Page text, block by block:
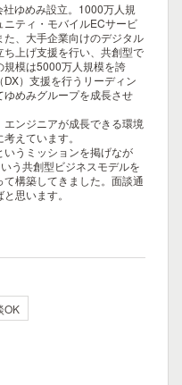
ゆめみ設立。1000万人規
ニティ・モバイルECサービ
た、大手企業向けのデジタル
ち上げ支援を行い、共創型で
規模は5000万人規模を誇
DX）支援を行うリーディン
ゆめみグループを成長させ
ンジニアが成長できる環境
えています。
うミッションを掲げなが
う共創型ビジネスモデルを
て構築してきました。面談通
思います。
OK